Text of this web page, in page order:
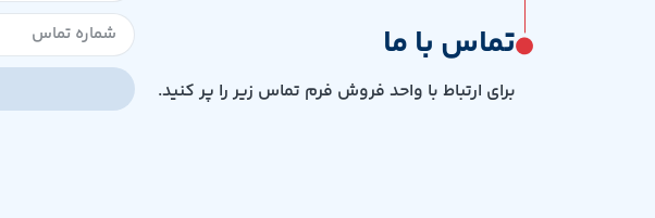
تماس با ما
برای ارتباط با واحد فروش فرم تماس زیر را پر کنید.